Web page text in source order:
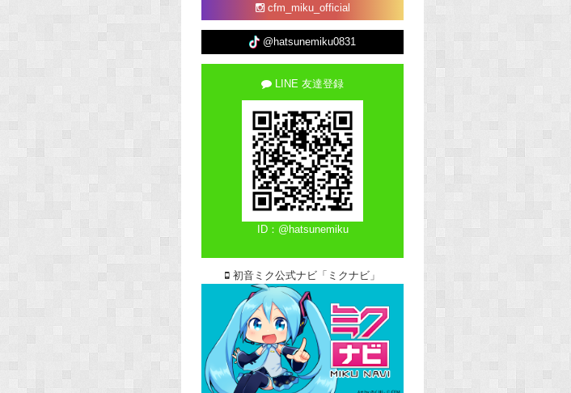
cfm_miku_official
@hatsunemiku0831
LINE 友達登録
ID：@hatsunemiku
初音ミク公式ナビ「ミクナビ」